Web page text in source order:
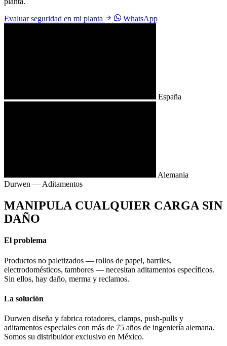
Evaluar seguridad en mi planta
WhatsApp
España
Alemania
Durwen — Aditamentos
MANIPULA CUALQUIER CARGA SIN
DAÑO
El problema
Productos no paletizados — rollos de papel, barriles,
electrodomésticos, tambores — necesitan aditamentos específicos.
Sin ellos, hay daño, merma y reclamos.
La solución
Durwen diseña y fabrica rotadores, clamps, push-pulls y
aditamentos especiales con más de 75 años de ingeniería alemana.
Somos su distribuidor exclusivo en México.